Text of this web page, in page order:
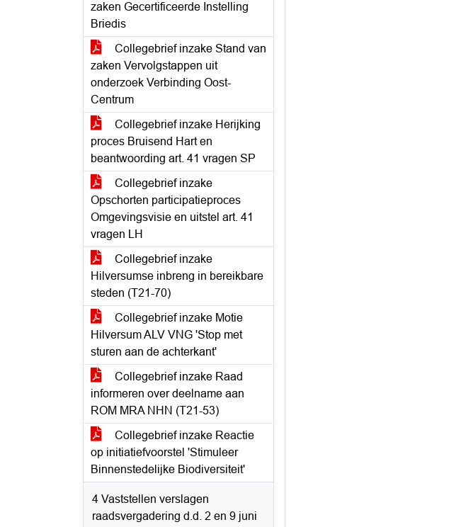
zaken Gecertificeerde Instelling
Briedis
Collegebrief inzake Stand van
zaken Vervolgstappen uit
onderzoek Verbinding Oost-
Centrum
Collegebrief inzake Herijking
proces Bruisend Hart en
beantwoording art. 41 vragen SP
Collegebrief inzake
Opschorten participatieproces
Omgevingsvisie en uitstel art. 41
vragen LH
Collegebrief inzake
Hilversumse inbreng in bereikbare
steden (T21-70)
Collegebrief inzake Motie
Hilversum ALV VNG 'Stop met
sturen aan de achterkant'
Collegebrief inzake Raad
informeren over deelname aan
ROM MRA NHN (T21-53)
Collegebrief inzake Reactie
op initiatiefvoorstel 'Stimuleer
Binnenstedelijke Biodiversiteit'
4 Vaststellen verslagen
raadsvergadering d.d. 2 en 9 juni